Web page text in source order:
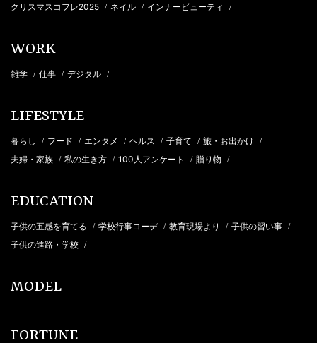
クリスマスコフレ2025 / ネイル / インナービューティ /
WORK
雑学 / 仕事 / デジタル /
LIFESTYLE
暮らし / フード / エンタメ / ヘルス / 子育て / 旅・お出かけ /
夫婦・家族 / 私の生き方 / 100人アンケート / 贈り物 /
EDUCATION
子供の五感を育てる / 学校行事コーデ / 教育現場より / 子供の習い事 /
子供の進路・学校 /
MODEL
FORTUNE